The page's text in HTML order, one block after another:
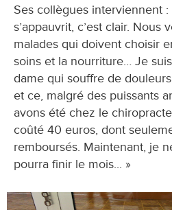
Ses collègues interviennent :
s’appauvrit, c’est clair. Nous
malades qui doivent choisir
soins et la nourriture… Je
dame qui souffre de
et ce, malgré des puissants
avons été chez le
coûté 40 euros, dont
remboursés. Maintenant, je
pourra finir le mois... »